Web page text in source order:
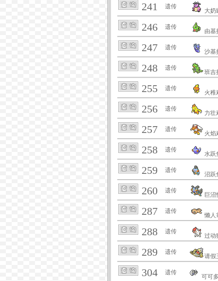
241 遗传
大奶
246 遗传
由基
247 遗传
沙基
248 遗传
班吉
255 遗传
火稚
256 遗传
力壮
257 遗传
火焰
258 遗传
水跃
259 遗传
沼跃
260 遗传
巨沼
287 遗传
懒人
288 遗传
过动
289 遗传
请假
304 遗传
可可